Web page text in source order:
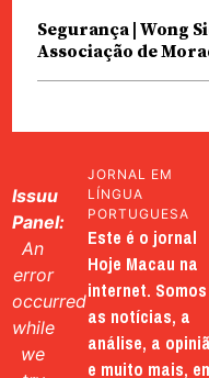
Segurança | Wong
Associação de
Issuu
Panel:
An
error
occurred
while
we
JORNAL EM
LÍNGUA
PORTUGUESA
Este é o jornal
Hoje Macau na
internet. Somos
as notícias, a
análise, a
e muito mais,